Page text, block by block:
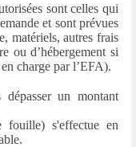
sont celles qui
et sont prévues
matériels, autres frais
ou d’hébergement si
charge par l’EFA).
un montant
fouille) s'effectue en